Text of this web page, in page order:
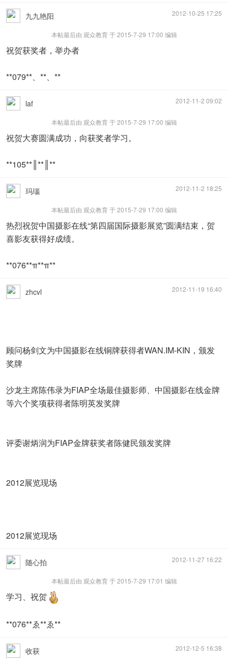
九九艳阳 2012-10-25 17:25
本帖最后由 观众教育 于 2015-7-29 17:00 编辑
祝贺获奖者，举办者
**079**、**、**
laf 2012-11-2 09:02
本帖最后由 观众教育 于 2015-7-29 17:00 编辑
祝贺大赛圆满成功，向获奖者学习。
**105**║**║**
玛瑙 2012-11-2 18:25
本帖最后由 观众教育 于 2015-7-29 17:00 编辑
热烈祝贺中国摄影在线“第四届国际摄影展览”圆满结束，贺
喜影友获得好成绩。
**076**π**π**
zhcvl 2012-11-19 16:40
顾问杨剑文为中国摄影在线铜牌获得者WAN.IM-KIN，颁发
奖牌
沙龙主席陈伟录为FIAP全场最佳摄影师、中国摄影在线金牌
等六个奖项获得者陈明英发奖牌
评委谢炳润为FIAP金牌获奖者陈健民颁发奖牌
2012展览现场
2012展览现场
随心拍 2012-11-27 16:22
本帖最后由 观众教育 于 2015-7-29 17:01 编辑
学习、祝贺
**076**ゑ**ゑ**
收获 2012-12-5 16:38